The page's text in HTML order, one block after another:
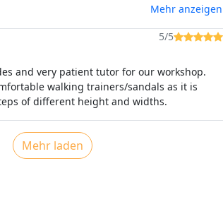
and explained their uses. Then, we
with
Tonia, for such a fun afternoon.
Mehr anzeigen
5/5
and very patient tutor for our workshop.
walking trainers/sandals as it is
of different height and widths.
Mehr laden